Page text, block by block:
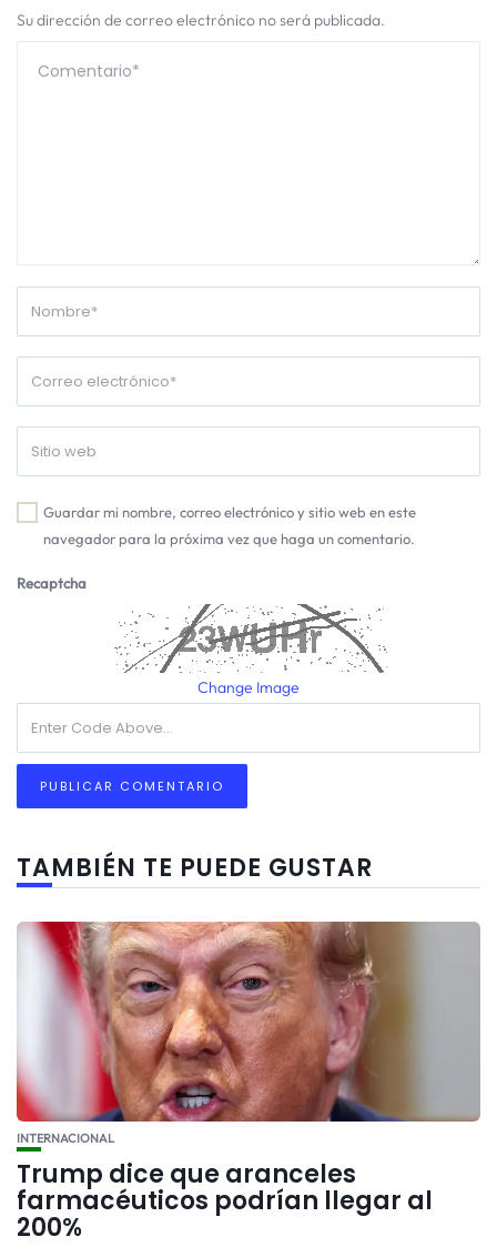
Su dirección de correo electrónico no será publicada.
Guardar mi nombre, correo electrónico y sitio web en este
navegador para la próxima vez que haga un comentario.
Recaptcha
Change Image
TAMBIÉN TE PUEDE GUSTAR
INTERNACIONAL
Trump dice que aranceles
farmacéuticos podrían llegar al
200%